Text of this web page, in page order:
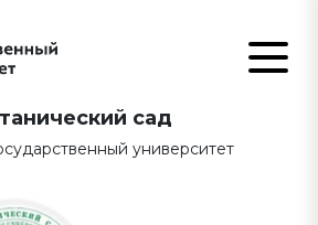
сад
университет